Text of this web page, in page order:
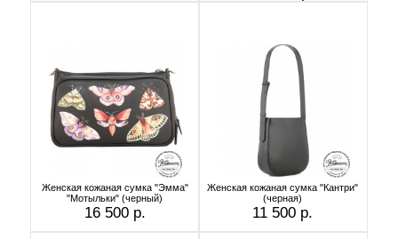
Женская кожаная сумка "Эмма"
"Мотыльки" (черный)
16 500 р.
Женская кожаная сумка "Кантри"
(черная)
11 500 р.